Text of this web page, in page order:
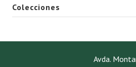
Jornadas PAM 2026
Colecciones
Avda.